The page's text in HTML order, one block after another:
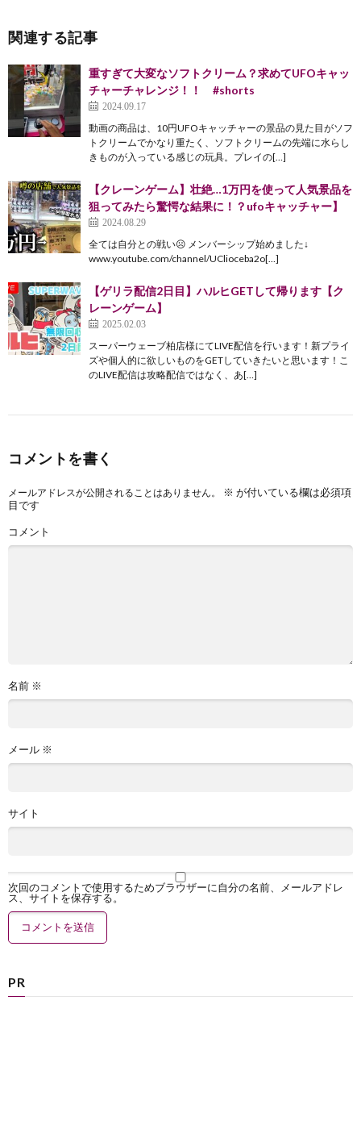
関連する記事
重すぎて大変なソフトクリーム？求めてUFOキャッ
チャーチャレンジ！！ #shorts
2024.09.17
動画の商品は、10円UFOキャッチャーの景品の見た目がソフ
トクリームでかなり重たく、ソフトクリームの先端に水らし
きものが入っている感じの玩具。プレイの[…]
【クレーンゲーム】壮絶…1万円を使って人気景品を
狙ってみたら驚愕な結果に！？ufoキャッチャー】
2024.08.29
全ては自分との戦い☹️ メンバーシップ始めました↓
www.youtube.com/channel/UClioceba2o[…]
【ゲリラ配信2日目】ハルヒGETして帰ります【ク
レーンゲーム】
2025.02.03
スーパーウェーブ柏店様にてLIVE配信を行います！新プライ
ズや個人的に欲しいものをGETしていきたいと思います！こ
のLIVE配信は攻略配信ではなく、あ[…]
コメントを書く
メールアドレスが公開されることはありません。 ※ が付いている欄は必須項
目です
コメント
名前 ※
メール ※
サイト
次回のコメントで使用するためブラウザーに自分の名前、メールアドレ
ス、サイトを保存する。
PR